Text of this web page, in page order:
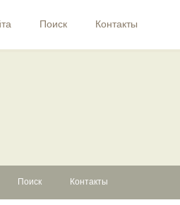
Поиск Контакты
Поиск Контакты